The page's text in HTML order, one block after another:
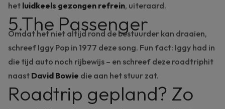
het luidkeels gezongen refrein, uiteraard.
5.The Passenger
Omdat het niet altijd rond de bestuurder kan draaien,
schreef Iggy Pop in 1977 deze song. Fun fact: Iggy had in
die tijd auto noch rijbewijs – en schreef deze roadtriphit
naast David Bowie die aan het stuur zat.
Roadtrip gepland? Zo